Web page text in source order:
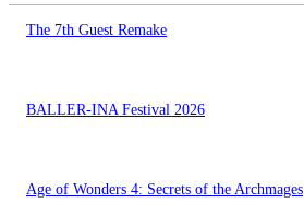
The 7th Guest Remake
BALLER-INA Festival 2026
Age of Wonders 4: Secrets of the Archmages